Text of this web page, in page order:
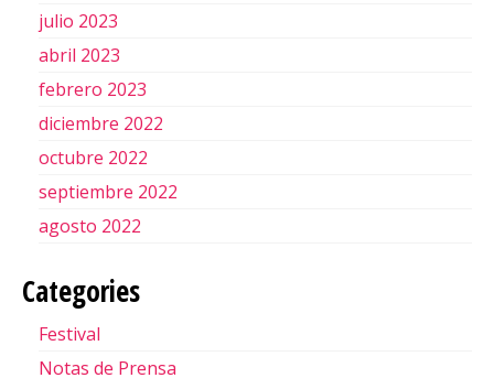
julio 2023
abril 2023
febrero 2023
diciembre 2022
octubre 2022
septiembre 2022
agosto 2022
Categories
Festival
Notas de Prensa